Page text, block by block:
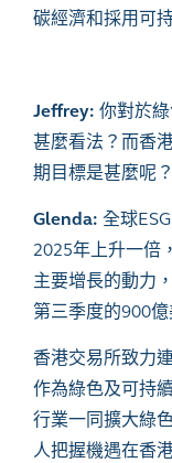
碳經濟和採用可
Jeffrey: 你對於
甚麼看法？而香
期目標是甚麼呢？
Glenda: 全球ESG
2025年上升一倍
主要增長的動力
第三季度的900
香港交易所致力
作為綠色及可持
行業一同擴大綠
人把握機遇在香